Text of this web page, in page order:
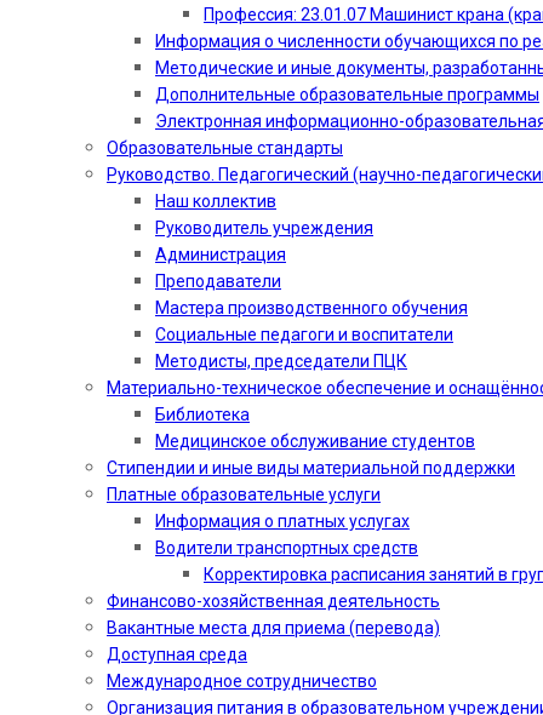
Профессия: 23.01.07 Машинист крана
Информация о численности обучающихся по
Методические и иные документы,
Дополнительные образовательные программы
Электронная информационно-
Образовательные стандарты
Руководство. Педагогический (научно-
Наш коллектив
Руководитель учреждения
Администрация
Преподаватели
Мастера производственного обучения
Социальные педагоги и воспитатели​
Методисты, председатели ПЦК
Материально-техническое обеспечение и
Библиотека
Медицинское обслуживание студентов
Стипендии и иные виды материальной поддержки
Платные образовательные услуги
Информация о платных услугах
Водители транспортных средств
Корректировка расписания занятий в
Финансово-хозяйственная деятельность
Вакантные места для приема (перевода)
Доступная среда
Международное сотрудничество
Организация питания в образовательном